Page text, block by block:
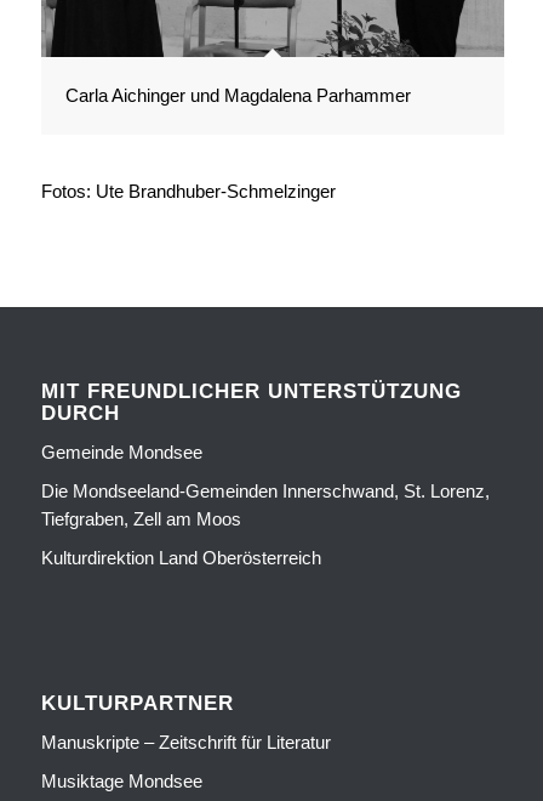
Carla Aichinger und Magdalena Parhammer
Fotos: Ute Brandhuber-Schmelzinger
MIT FREUNDLICHER UNTERSTÜTZUNG
DURCH
Gemeinde Mondsee
Die Mondseeland-Gemeinden Innerschwand, St. Lorenz,
Tiefgraben, Zell am Moos
Kulturdirektion Land Oberösterreich
KULTURPARTNER
Manuskripte – Zeitschrift für Literatur
Musiktage Mondsee